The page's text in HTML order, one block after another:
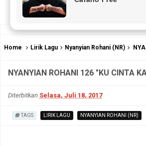
Home Lirik Lagu Nyanyian Rohani (NR)
NYANYIAN ROHANI 126 "KU CINTA
Diterbitkan Selasa, Juli 18, 2017
TAGS LIRIK LAGU NYANYIAN ROHANI (NR)